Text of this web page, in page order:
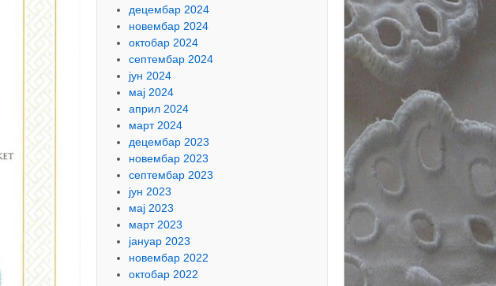
децембар 2024
новембар 2024
октобар 2024
септембар 2024
јун 2024
мај 2024
април 2024
март 2024
децембар 2023
новембар 2023
септембар 2023
јун 2023
мај 2023
март 2023
јануар 2023
новембар 2022
октобар 2022